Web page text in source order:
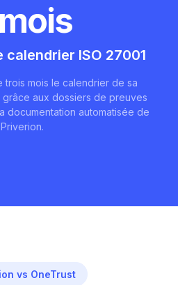
ISO 27001
mois le calendrier de sa
grâce aux dossiers de preuves
documentation automatisée de
Priverion.
vs OneTrust